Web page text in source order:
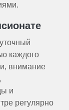
каждого
внимание
и
регулярно